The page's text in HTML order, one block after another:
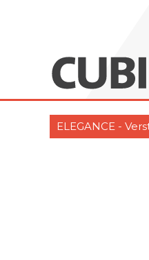
ELEGANCE -